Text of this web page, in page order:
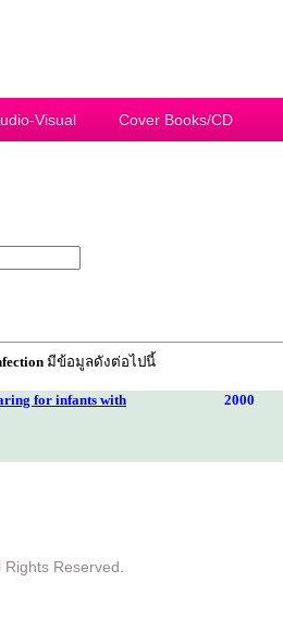
Visual Cover Books/CD
มีข้อมูลดังต่อไปนี้
for infants with
2000
Reserved.